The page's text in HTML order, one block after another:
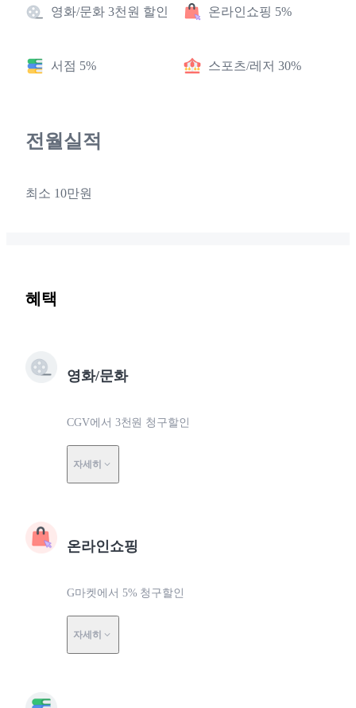
영화/문화 3천원 할인 온라인쇼핑 5%
서점 5% 스포츠/레저 30%
전월실적
최소 10만원
혜택
영화/문화
CGV에서 3천원 청구할인
자세히
온라인쇼핑
G마켓에서 5% 청구할인
자세히